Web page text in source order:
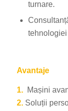
turnare.
Avantaje
1.Mașini
2.Soluții